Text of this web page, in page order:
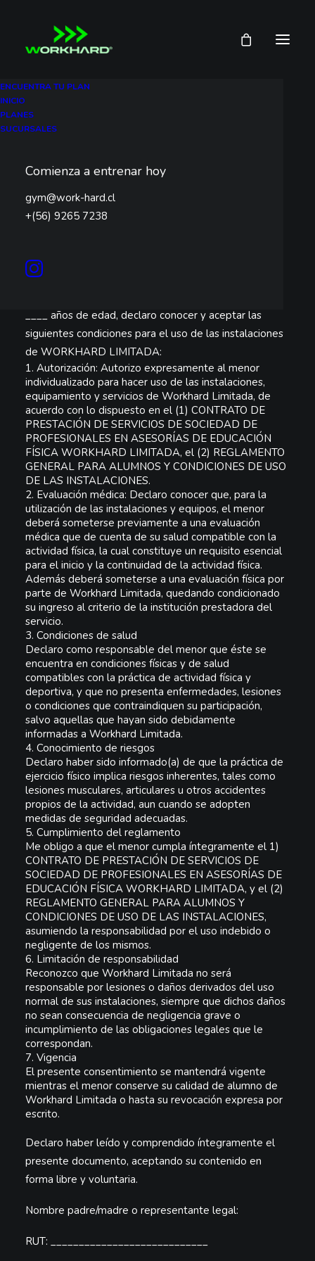
ENCUENTRA TU PLAN
INICIO
PLANES
SUCURSALES
Comienza a entrenar hoy
gym@work-hard.cl
+(56) 9265 7238
____________________________________________,
cédula de identidad N° ____________________, en
menor
____________________________________________,
____ años de edad, declaro conocer y aceptar las
siguientes condiciones para el uso de las instalaciones
de WORKHARD LIMITADA:
1. Autorización: Autorizo expresamente al menor
individualizado para hacer uso de las instalaciones,
equipamiento y servicios de Workhard Limitada, de
acuerdo con lo dispuesto en el (1) CONTRATO DE
PRESTACIÓN DE SERVICIOS DE SOCIEDAD DE
PROFESIONALES EN ASESORÍAS DE EDUCACIÓN
FÍSICA WORKHARD LIMITADA, el (2) REGLAMENTO
GENERAL PARA ALUMNOS Y CONDICIONES DE USO
DE LAS INSTALACIONES.
2. Evaluación médica: Declaro conocer que, para la
utilización de las instalaciones y equipos, el menor
deberá someterse previamente a una evaluación
médica que de cuenta de su salud compatible con la
actividad física, la cual constituye un requisito esencial
para el inicio y la continuidad de la actividad física.
Además deberá someterse a una evaluación física por
parte de Workhard Limitada, quedando condicionado
su ingreso al criterio de la institución prestadora del
servicio.
3. Condiciones de salud
Declaro como responsable del menor que éste se
encuentra en condiciones físicas y de salud
compatibles con la práctica de actividad física y
deportiva, y que no presenta enfermedades, lesiones
o condiciones que contraindiquen su participación,
salvo aquellas que hayan sido debidamente
informadas a Workhard Limitada.
4. Conocimiento de riesgos
Declaro haber sido informado(a) de que la práctica de
ejercicio físico implica riesgos inherentes, tales como
lesiones musculares, articulares u otros accidentes
propios de la actividad, aun cuando se adopten
medidas de seguridad adecuadas.
5. Cumplimiento del reglamento
Me obligo a que el menor cumpla íntegramente el 1)
CONTRATO DE PRESTACIÓN DE SERVICIOS DE
SOCIEDAD DE PROFESIONALES EN ASESORÍAS DE
EDUCACIÓN FÍSICA WORKHARD LIMITADA, y el (2)
REGLAMENTO GENERAL PARA ALUMNOS Y
CONDICIONES DE USO DE LAS INSTALACIONES,
asumiendo la responsabilidad por el uso indebido o
negligente de los mismos.
6. Limitación de responsabilidad
Reconozco que Workhard Limitada no será
responsable por lesiones o daños derivados del uso
normal de sus instalaciones, siempre que dichos daños
no sean consecuencia de negligencia grave o
incumplimiento de las obligaciones legales que le
correspondan.
7. Vigencia
El presente consentimiento se mantendrá vigente
mientras el menor conserve su calidad de alumno de
Workhard Limitada o hasta su revocación expresa por
escrito.
Declaro haber leído y comprendido íntegramente el
presente documento, aceptando su contenido en
forma libre y voluntaria.
Nombre padre/madre o representante legal:
RUT: ____________________________